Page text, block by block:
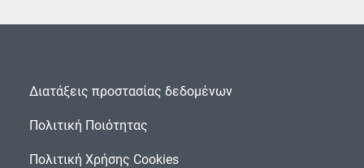
Διατάξεις προστασίας δεδομένων
Πολιτική Ποιότητας
Πολιτική Χρήσης Cookies